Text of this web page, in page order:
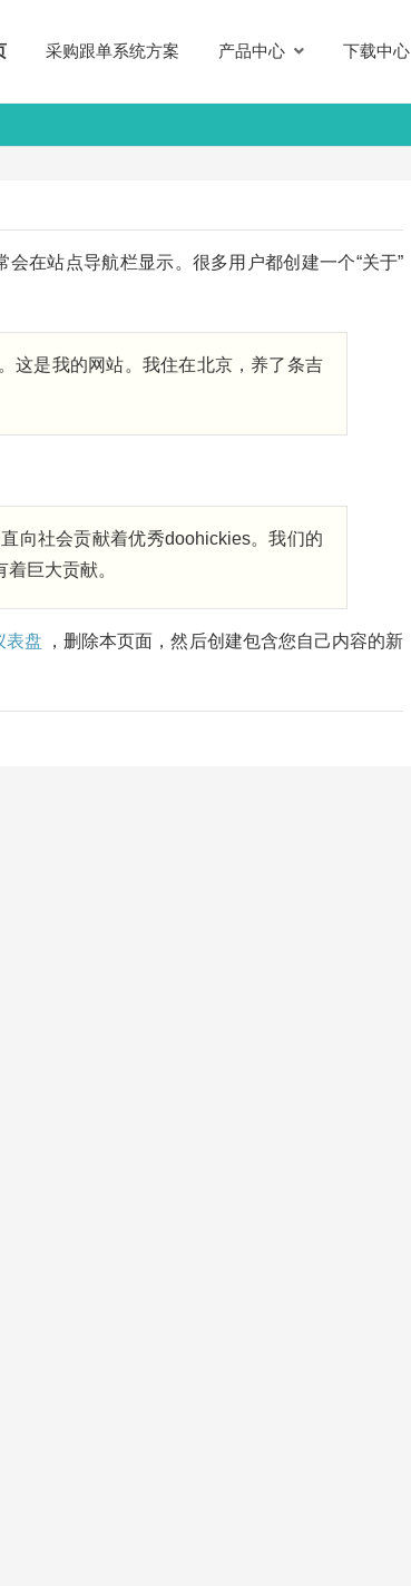
采购跟单系统方案 产品中心 下载中心
在站点导航栏显示。很多用户都创建一个“关于”
这是我的网站。我住在北京，养了条吉
向社会贡献着优秀doohickies。我们的
巨大贡献。
表盘
，删除本页面，然后创建包含您自己内容的新